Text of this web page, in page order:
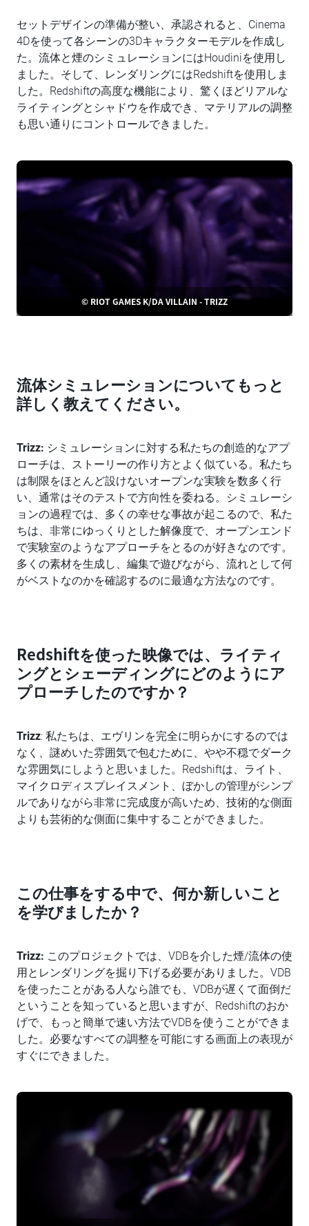
セットデザインの準備が整い、承認されると、Cinema
4Dを使って各シーンの3Dキャラクターモデルを作成し
た。流体と煙のシミュレーションにはHoudiniを使用し
ました。そして、レンダリングにはRedshiftを使用しま
した。Redshiftの高度な機能により、驚くほどリアルな
ライティングとシャドウを作成でき、マテリアルの調整
も思い通りにコントロールできました。
© RIOT GAMES K/DA VILLAIN - TRIZZ
流体シミュレーションについてもっと
詳しく教えてください。
Trizz: シミュレーションに対する私たちの創造的なアプ
ローチは、ストーリーの作り方とよく似ている。私たち
は制限をほとんど設けないオープンな実験を数多く行
い、通常はそのテストで方向性を委ねる。シミュレーシ
ョンの過程では、多くの幸せな事故が起こるので、私た
ちは、非常にゆっくりとした解像度で、オープンエンド
で実験室のようなアプローチをとるのが好きなのです。
多くの素材を生成し、編集で遊びながら、流れとして何
がベストなのかを確認するのに最適な方法なのです。
Redshiftを使った映像では、ライティ
ングとシェーディングにどのようにア
プローチしたのですか？
Trizz: 私たちは、エヴリンを完全に明らかにするのでは
なく、謎めいた雰囲気で包むために、やや不穏でダーク
な雰囲気にしようと思いました。Redshiftは、ライト、
マイクロディスプレイスメント、ぼかしの管理がシンプ
ルでありながら非常に完成度が高いため、技術的な側面
よりも芸術的な側面に集中することができました。
この仕事をする中で、何か新しいこと
を学びましたか？
Trizz: このプロジェクトでは、VDBを介した煙/流体の使
用とレンダリングを掘り下げる必要がありました。VDB
を使ったことがある人なら誰でも、VDBが遅くて面倒だ
ということを知っていると思いますが、Redshiftのおか
げで、もっと簡単で速い方法でVDBを使うことができま
した。必要なすべての調整を可能にする画面上の表現が
すぐにできました。